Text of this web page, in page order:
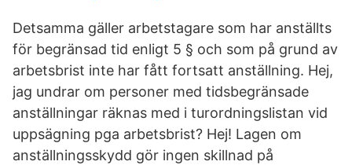
Detsamma gäller arbetstagare som har anställts
för begränsad tid enligt 5 § och som på grund av
arbetsbrist inte har fått fortsatt anställning. Hej,
jag undrar om personer med tidsbegränsade
anställningar räknas med i turordningslistan vid
uppsägning pga arbetsbrist? Hej! Lagen om
anställningsskydd gör ingen skillnad på